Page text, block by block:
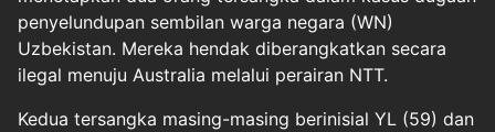
penyelundupan sembilan warga negara (WN)
Uzbekistan. Mereka hendak diberangkatkan secara
ilegal menuju Australia melalui perairan NTT.
Kedua tersangka masing-masing berinisial YL (59) dan